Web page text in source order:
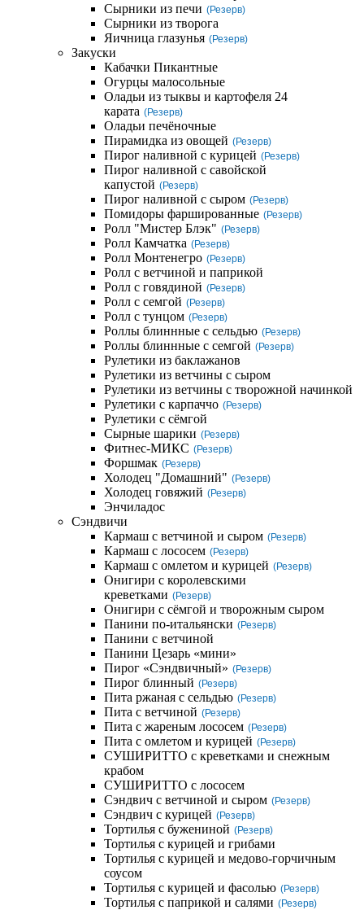
Сырники из печи (Резерв)
Сырники из творога
Яичница глазунья (Резерв)
Закуски
Кабачки Пикантные
Огурцы малосольные
Оладьи из тыквы и картофеля 24
карата (Резерв)
Оладьи печёночные
Пирамидка из овощей (Резерв)
Пирог наливной с курицей (Резерв)
Пирог наливной с савойской
капустой (Резерв)
Пирог наливной с сыром (Резерв)
Помидоры фаршированные (Резерв)
Ролл "Мистер Блэк" (Резерв)
Ролл Камчатка (Резерв)
Ролл Монтенегро (Резерв)
Ролл с ветчиной и паприкой
Ролл с говядиной (Резерв)
Ролл с семгой (Резерв)
Ролл с тунцом (Резерв)
Роллы блиннные с сельдью (Резерв)
Роллы блиннные с семгой (Резерв)
Рулетики из баклажанов
Рулетики из ветчины с сыром
Рулетики из ветчины с творожной начинкой
Рулетики с карпаччо (Резерв)
Рулетики с сёмгой
Сырные шарики (Резерв)
Фитнес-МИКС (Резерв)
Форшмак (Резерв)
Холодец "Домашний" (Резерв)
Холодец говяжий (Резерв)
Энчиладос
Сэндвичи
Кармаш с ветчиной и сыром (Резерв)
Кармаш с лососем (Резерв)
Кармаш с омлетом и курицей (Резерв)
Онигири с королевскими
креветками (Резерв)
Онигири с сёмгой и творожным сыром
Панини по-итальянски (Резерв)
Панини с ветчиной
Панини Цезарь «мини»
Пирог «Сэндвичный» (Резерв)
Пирог блинный (Резерв)
Пита ржаная с сельдью (Резерв)
Пита с ветчиной (Резерв)
Пита с жареным лососем (Резерв)
Пита с омлетом и курицей (Резерв)
СУШИРИТТО с креветками и снежным
крабом
СУШИРИТТО с лососем
Сэндвич с ветчиной и сыром (Резерв)
Сэндвич с курицей (Резерв)
Тортилья с бужениной (Резерв)
Тортилья с курицей и грибами
Тортилья с курицей и медово-горчичным
соусом
Тортилья с курицей и фасолью (Резерв)
Тортилья с паприкой и салями (Резерв)